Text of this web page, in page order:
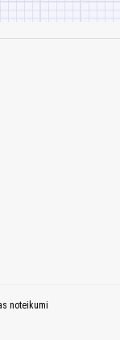
noteikumi